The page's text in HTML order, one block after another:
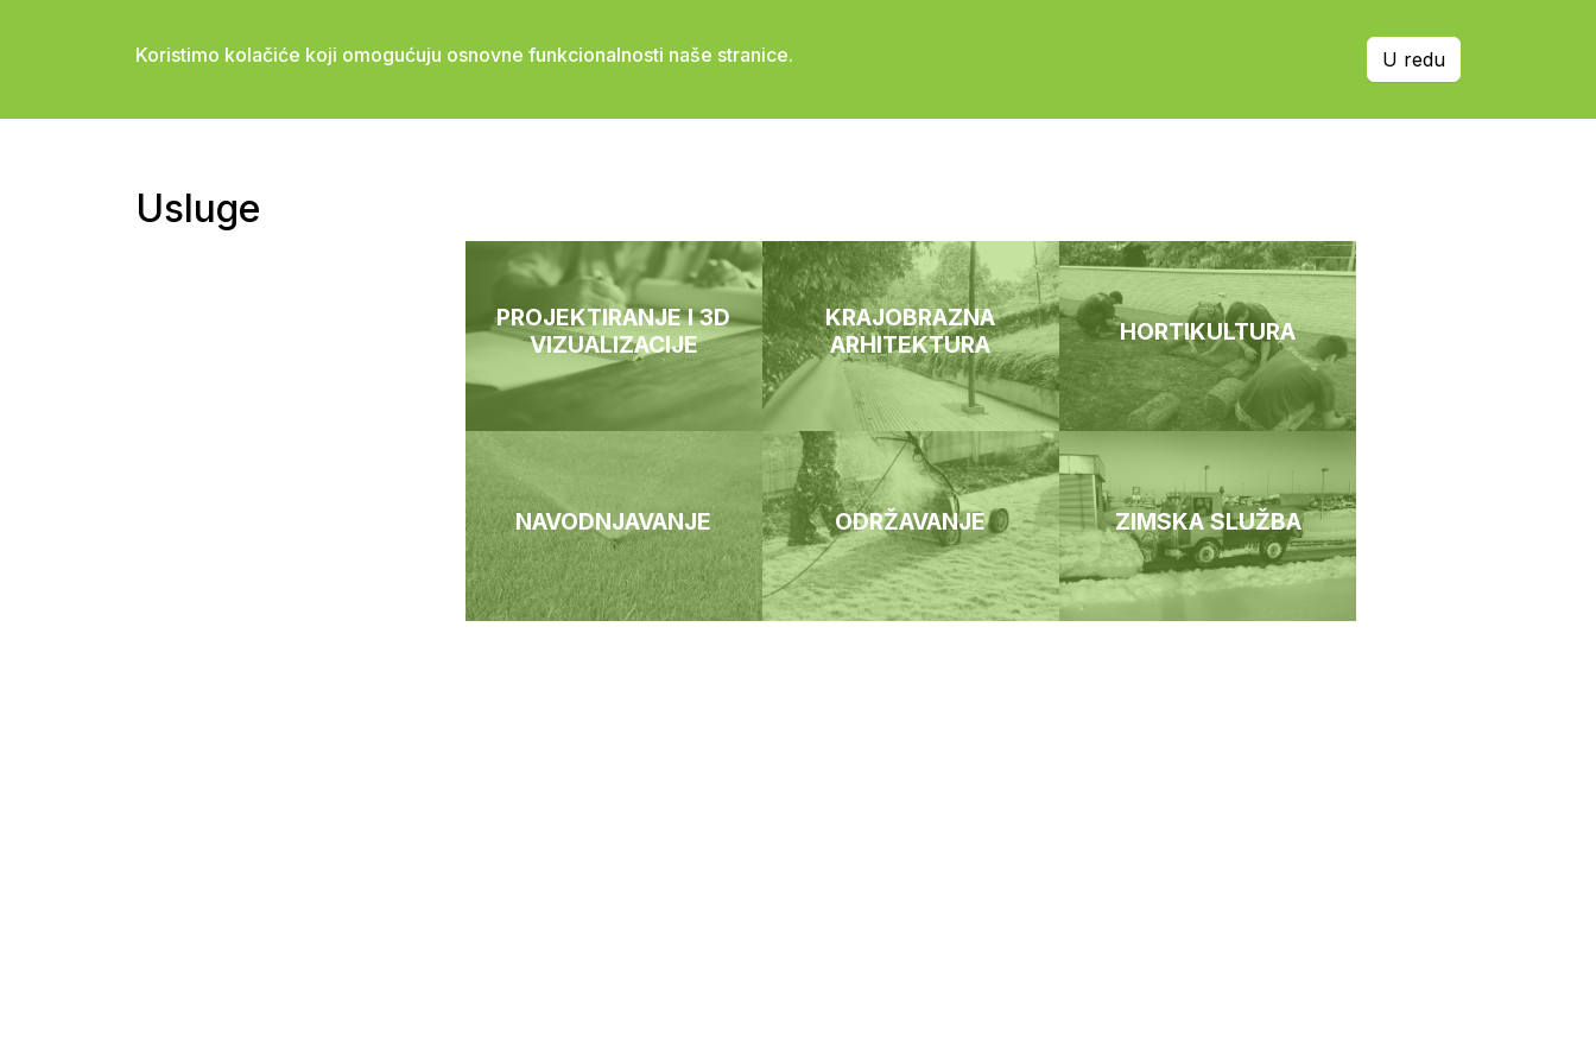
KONTAKT
Koristimo kolačiće koji omogućuju osnovne funkcionalnosti naše stranice. U redu
Usluge
PROJEKTIRANJE I 3D
VIZUALIZACIJE
KRAJOBRAZNA
ARHITEKTURA
HORTIKULTURA
NAVODNJAVANJE ODRŽAVANJE ZIMSKA SLUŽBA